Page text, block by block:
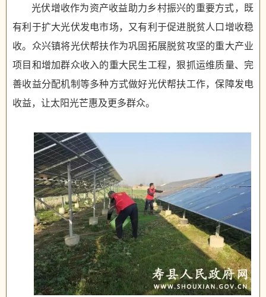
光伏增收作为资产收益助力乡村振兴的重要方式，既
有利于扩大光伏发电市场，又有利于促进脱贫人口增收稳
收。众兴镇将光伏帮扶作为巩固拓展脱贫攻坚的重大产业
项目和增加群众收入的重大民生工程，狠抓运维质量、完
善收益分配机制等多种方式做好光伏帮扶工作，保障发电
收益，让太阳光芒惠及更多群众。